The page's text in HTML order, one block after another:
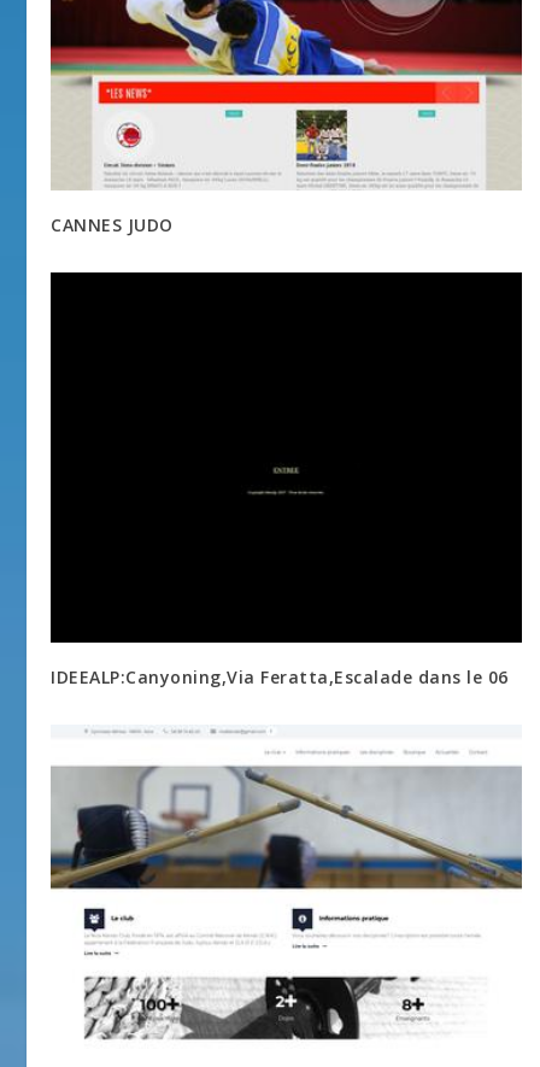
CANNES JUDO
IDEEALP:Canyoning,Via Feratta,Escalade dans le 06